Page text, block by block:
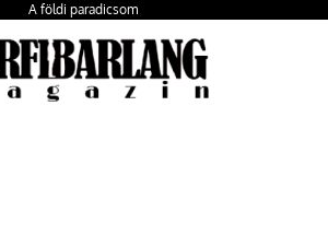
A földi paradicsom